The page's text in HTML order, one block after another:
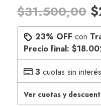
$31.500,00
23% OFF con
Precio final:
3 cuotas sin
Ver cuotas y